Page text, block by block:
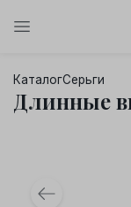
0
КаталогСерьги
Длинные